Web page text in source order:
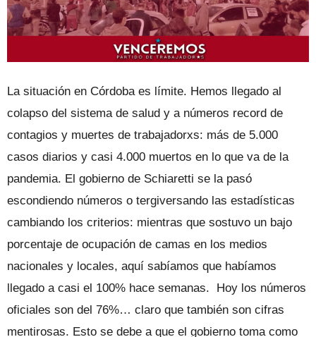
La situación en Córdoba es límite. Hemos llegado al
colapso del sistema de salud y a números record de
contagios y muertes de trabajadorxs: más de 5.000
casos diarios y casi 4.000 muertos en lo que va de la
pandemia. El gobierno de Schiaretti se la pasó
escondiendo números o tergiversando las estadísticas
cambiando los criterios: mientras que sostuvo un bajo
porcentaje de ocupación de camas en los medios
nacionales y locales, aquí sabíamos que habíamos
llegado a casi el 100% hace semanas. Hoy los números
oficiales son del 76%… claro que también son cifras
mentirosas. Esto se debe a que el gobierno toma como